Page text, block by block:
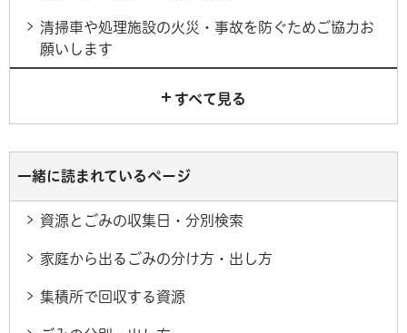
清掃車や処理施設の火災・事故を防ぐためご協力お
願いします
すべて見る
一緒に読まれているページ
資源とごみの収集日・分別検索
家庭から出るごみの分け方・出し方
集積所で回収する資源